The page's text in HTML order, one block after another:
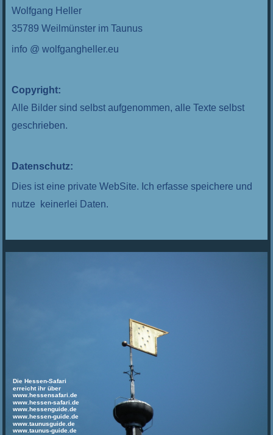
Wolfgang Heller
35789 Weilmünster im Taunus
info @ wolfgangheller.eu
Copyright:
Alle Bilder sind selbst aufgenommen, alle Texte selbst
geschrieben.
Datenschutz:
Dies ist eine private WebSite. Ich erfasse speichere und
nutze keinerlei Daten.
Die Hessen-Safari
erreicht ihr über
www.hessensafari.de
www.hessen-safari.de
www.hessenguide.de
www.hessen-guide.de
www.taunusguide.de
www.taunus-guide.de